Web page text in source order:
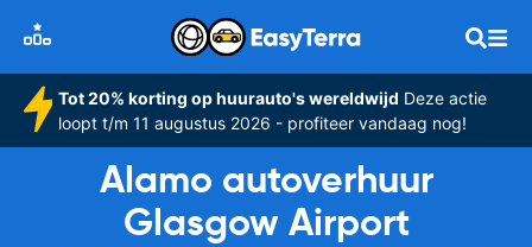
Tot 20% korting op huurauto's wereldwijd Deze actie
loopt t/m 11 augustus 2026 - profiteer vandaag nog!
Alamo autoverhuur
Glasgow Airport